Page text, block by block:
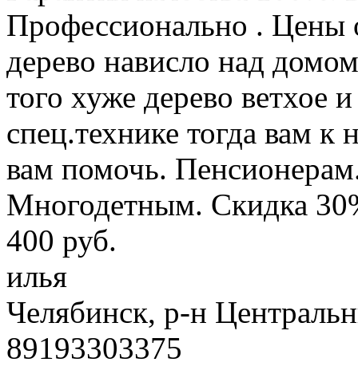
Профессионально . Цены
дерево нависло над
того хуже дерево ветхое
спец.технике тогда вам к
вам помочь.
Многодетным. Скидка
400 руб.
илья
Челябинск, р-н
89193303375